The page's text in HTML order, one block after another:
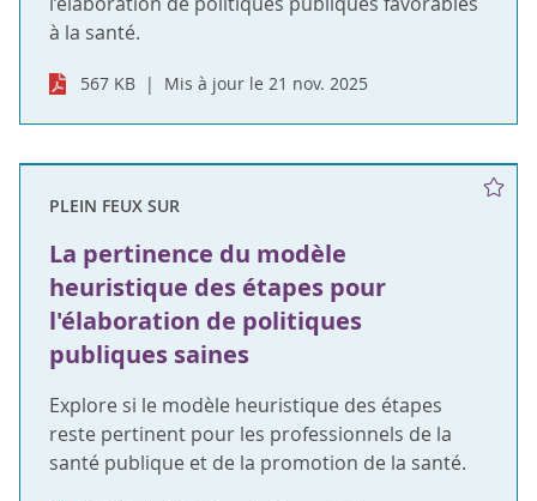
à la santé.
567 KB Mis à jour le 21 nov. 2025
PLEIN FEUX SUR
La pertinence du modèle
heuristique des étapes pour
l'élaboration de politiques
publiques saines
Explore si le modèle heuristique des étapes
reste pertinent pour les professionnels de la
santé publique et de la promotion de la santé.